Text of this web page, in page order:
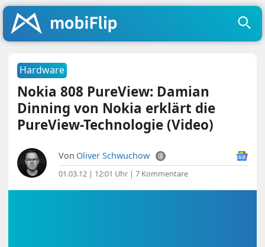
Hardware
Nokia 808 PureView: Damian
Dinning von Nokia erklärt die
PureView-Technologie (Video)
Von Oliver Schwuchow
01.03.12 | 12:01 Uhr |7 Kommentare